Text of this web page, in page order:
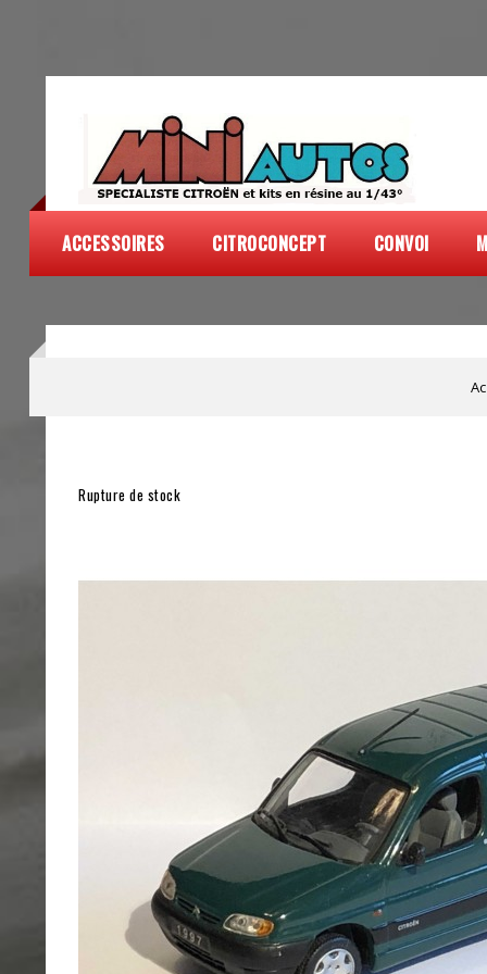
ACCESSOIRES CITROCONCEPT CONVOI
Rupture de stock